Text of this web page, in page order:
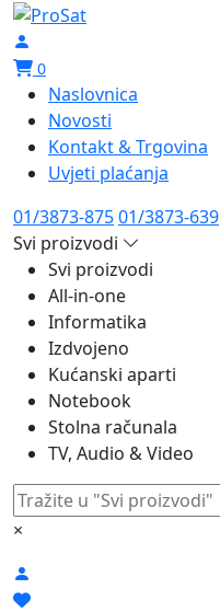
0
Naslovnica
Novosti
Kontakt & Trgovina
Uvjeti plaćanja
01/3873-87501/3873-639
Svi proizvodi
Svi proizvodi
All-in-one
Informatika
Izdvojeno
Kućanski aparti
Notebook
Stolna računala
TV, Audio & Video
×